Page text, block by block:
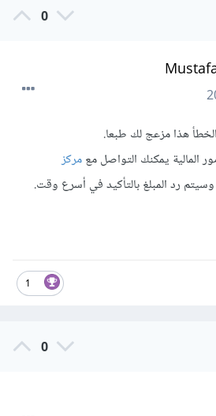
0
هذا مزعج لك طبعا.
المالية يمكنك التواصل معمركز
رد المبلغ بالتأكيد في أسرع وقت.
1
0